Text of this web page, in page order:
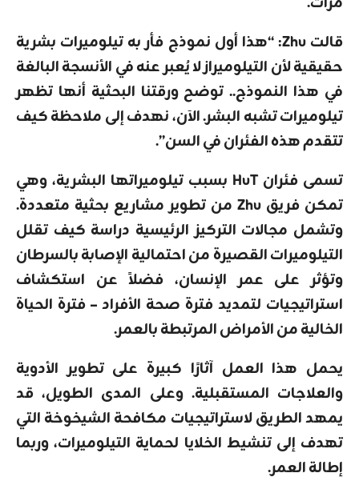
قالت Zhu: “هذا أول نموذج فأر به تيلوميرات بشرية
حقيقية لأن التيلوميراز لا يُعبر عنه في الأنسجة البالغة
في هذا النموذج.. توضح ورقتنا البحثية أنها تظهر
تيلوميرات تشبه البشر. الآن، نهدف إلى ملاحظة كيف
تتقدم هذه الفئران في السن”.
تسمى فئران HuT بسبب تيلوميراتها البشرية، وهي
تمكن فريق Zhu من تطوير مشاريع بحثية متعددة.
وتشمل مجالات التركيز الرئيسية دراسة كيف تقلل
التيلوميرات القصيرة من احتمالية الإصابة بالسرطان
وتؤثر على عمر الإنسان، فضلاً عن استكشاف
استراتيجيات لتمديد فترة صحة الأفراد – فترة الحياة
الخالية من الأمراض المرتبطة بالعمر.
يحمل هذا العمل آثارًا كبيرة على تطوير الأدوية
والعلاجات المستقبلية. وعلى المدى الطويل، قد
يمهد الطريق لاستراتيجيات مكافحة الشيخوخة التي
تهدف إلى تنشيط الخلايا لحماية التيلوميرات، وربما
إطالة العمر.